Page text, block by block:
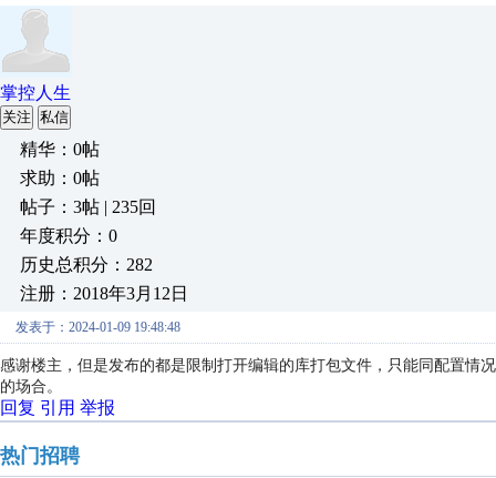
掌控人生
关注 私信
精华：0帖
求助：0帖
帖子：3帖 | 235回
年度积分：0
历史总积分：282
注册：2018年3月12日
发表于：2024-01-09 19:48:48
感谢楼主，但是发布的都是限制打开编辑的库打包文件，只能同配置情
的场合。
回复 引用 举报
热门招聘